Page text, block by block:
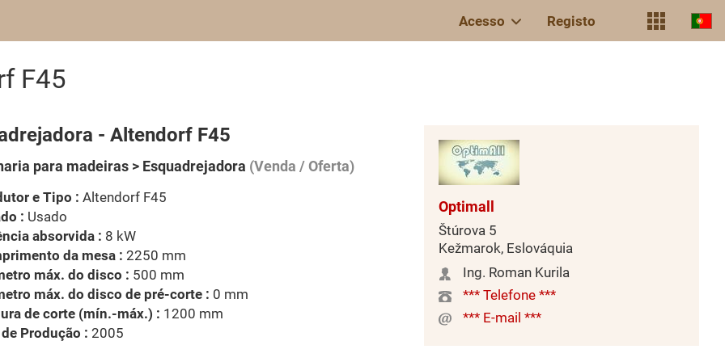
Acesso Registo
F45
- Altendorf F45
para madeiras > Esquadrejadora (Venda / Oferta)
e Tipo : Altendorf F45
: Usado
absorvida : 8 kW
da mesa : 2250 mm
máx. do disco : 500 mm
máx. do disco de pré-corte : 0 mm
de corte (mín.-máx.) : 1200 mm
Produção : 2005
Optimall
Štúrova 5
Kežmarok, Eslováquia
Ing. Roman Kurila
*** Telefone ***
*** E-mail ***